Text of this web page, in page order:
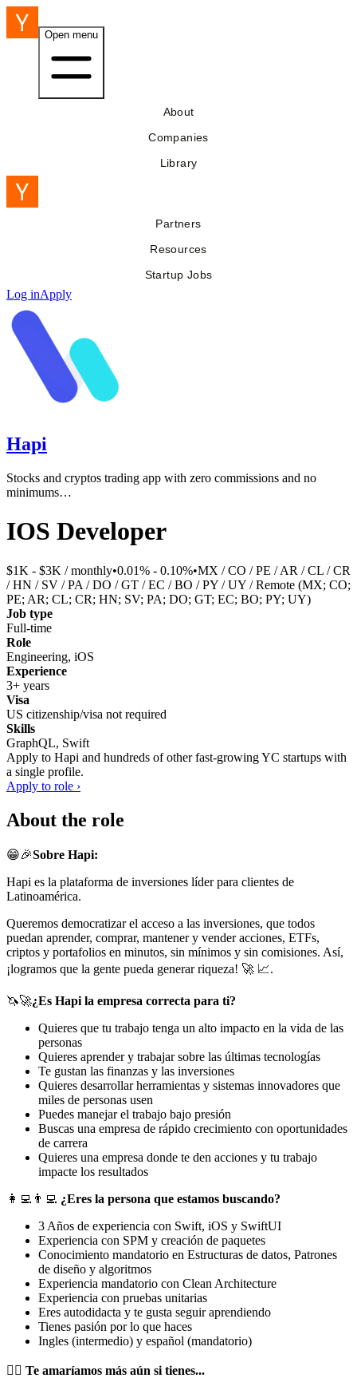
Open menu
About
Companies
Library
Partners
Resources
Startup Jobs
Log inApply
Hapi
Stocks and cryptos trading app with zero commissions and no
minimums…
IOS Developer
$1K - $3K / monthly•0.01% - 0.10%•MX / CO / PE / AR / CL / CR
/ HN / SV / PA / DO / GT / EC / BO / PY / UY / Remote (MX; CO;
PE; AR; CL; CR; HN; SV; PA; DO; GT; EC; BO; PY; UY)
Job type
Full-time
Role
Engineering, iOS
Experience
3+ years
Visa
US citizenship/visa not required
Skills
GraphQL, Swift
Apply to Hapi and hundreds of other fast-growing YC startups with
a single profile.
Apply to role ›
About the role
😁🎉Sobre Hapi:
Hapi es la plataforma de inversiones líder para clientes de
Latinoamérica.
Queremos democratizar el acceso a las inversiones, que todos
puedan aprender, comprar, mantener y vender acciones, ETFs,
criptos y portafolios en minutos, sin mínimos y sin comisiones. Así,
¡logramos que la gente pueda generar riqueza! 🚀 📈.
🦄🚀¿Es Hapi la empresa correcta para ti?
Quieres que tu trabajo tenga un alto impacto en la vida de las
personas
Quieres aprender y trabajar sobre las últimas tecnologías
Te gustan las finanzas y las inversiones
Quieres desarrollar herramientas y sistemas innovadores que
miles de personas usen
Puedes manejar el trabajo bajo presión
Buscas una empresa de rápido crecimiento con oportunidades
de carrera
Quieres una empresa donde te den acciones y tu trabajo
impacte los resultados
‍👩‍💻👨‍💻 ¿Eres la persona que estamos buscando?
3 Años de experiencia con Swift, iOS y SwiftUI
Experiencia con SPM y creación de paquetes
Conocimiento mandatorio en Estructuras de datos, Patrones
de diseño y algoritmos
Experiencia mandatorio con Clean Architecture
Experiencia con pruebas unitarias
Eres autodidacta y te gusta seguir aprendiendo
Tienes pasión por lo que haces
Ingles (intermedio) y español (mandatorio)
❤️‍🔥 Te amaríamos más aún si tienes...